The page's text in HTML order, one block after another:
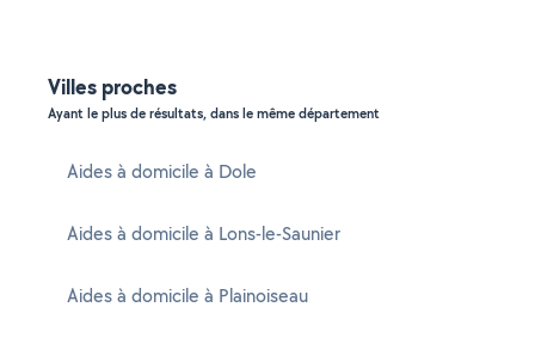
Villes proches
Ayant le plus de résultats, dans le même département
Aides à domicile à Dole
Aides à domicile à Lons-le-Saunier
Aides à domicile à Plainoiseau